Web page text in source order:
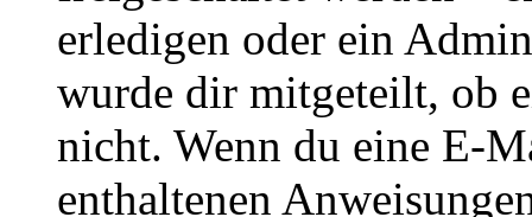
erledigen oder ein
wurde dir mitgeteilt, ob
nicht. Wenn du eine E-
enthaltenen